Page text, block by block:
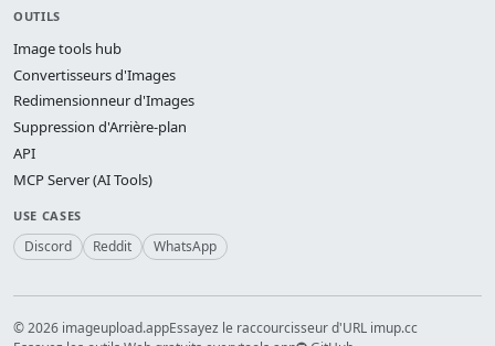
OUTILS
Image tools hub
Convertisseurs d'Images
Redimensionneur d'Images
Suppression d'Arrière-plan
API
MCP Server (AI Tools)
USE CASES
Discord Reddit WhatsApp
© 2026 imageupload.appEssayez le raccourcisseur d'URL imup.cc